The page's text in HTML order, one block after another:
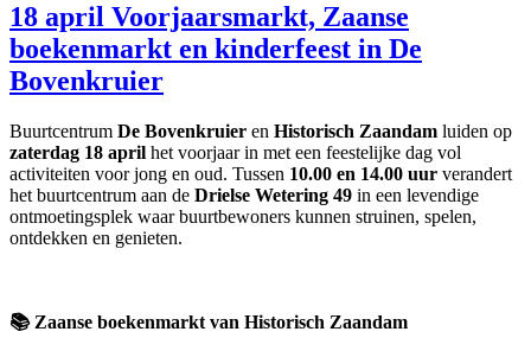
18 april Voorjaarsmarkt, Zaanse
boekenmarkt en kinderfeest in De
Bovenkruier
Buurtcentrum De Bovenkruier en Historisch Zaandam luiden op
zaterdag 18 april het voorjaar in met een feestelijke dag vol
activiteiten voor jong en oud. Tussen 10.00 en 14.00 uur verandert
het buurtcentrum aan de Drielse Wetering 49 in een levendige
ontmoetingsplek waar buurtbewoners kunnen struinen, spelen,
ontdekken en genieten.
📚 Zaanse boekenmarkt van Historisch Zaandam